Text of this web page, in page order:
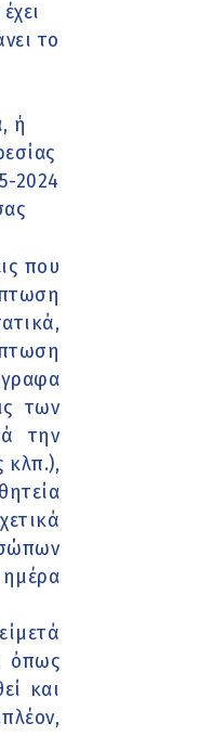
το
ή
2024
που
των
την
κλπ.),
όπως
και